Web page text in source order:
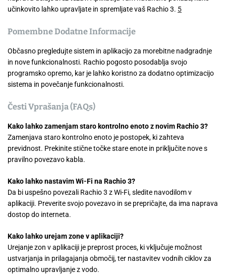
učinkovito lahko upravljate in spremljate vaš Rachio 3. 5
Pomembne Dodatne Informacije
Občasno pregledujte sistem in aplikacijo za morebitne nadgradnje
in nove funkcionalnosti. Rachio pogosto posodablja svojo
programsko opremo, kar je lahko koristno za dodatno optimizacijo
sistema in povečanje funkcionalnosti.
Česti Vprašanja (FAQs)
Kako lahko zamenjam staro kontrolno enoto z novim Rachio 3?
Zamenjava staro kontrolno enoto je postopek, ki zahteva
previdnost. Prekinite stične točke stare enote in priključite nove s
pravilno povezavo kabla.
Kako lahko nastavim Wi-Fi na Rachio 3?
Da bi uspešno povezali Rachio 3 z Wi-Fi, sledite navodilom v
aplikaciji. Preverite svojo povezavo in se prepričajte, da ima naprava
dostop do interneta.
Kako lahko urejam zone v aplikaciji?
Urejanje zon v aplikaciji je preprost proces, ki vključuje možnost
ustvarjanja in prilagajanja območij, ter nastavitev vodnih ciklov za
optimalno upravljanje z vodo.